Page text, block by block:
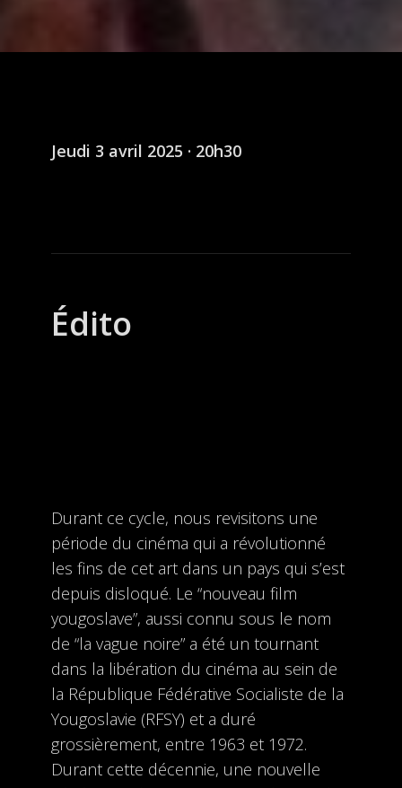
Jeudi 3 avril 2025 · 20h30
Édito
Durant ce cycle, nous revisitons une
période du cinéma qui a révolutionné
les fins de cet art dans un pays qui s’est
depuis disloqué. Le “nouveau film
yougoslave”, aussi connu sous le nom
de “la vague noire” a été un tournant
dans la libération du cinéma au sein de
la République Fédérative Socialiste de la
Yougoslavie (RFSY) et a duré
grossièrement, entre 1963 et 1972.
Durant cette décennie, une nouvelle